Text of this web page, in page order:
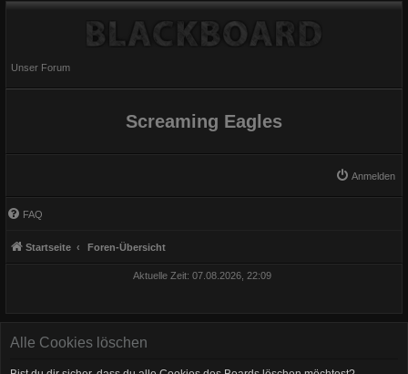
Unser Forum
Screaming Eagles
Anmelden
FAQ
Startseite Foren-Übersicht
Aktuelle Zeit: 07.08.2026, 22:09
Alle Cookies löschen